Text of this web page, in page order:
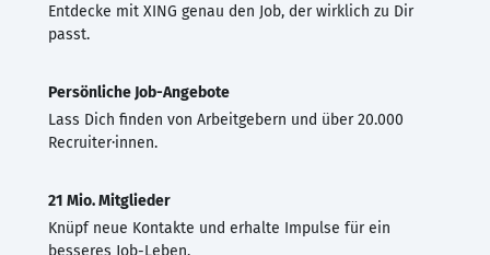
Entdecke mit XING genau den Job, der wirklich zu Dir
passt.
Persönliche Job-Angebote
Lass Dich finden von Arbeitgebern und über 20.000
Recruiter·innen.
21 Mio. Mitglieder
Knüpf neue Kontakte und erhalte Impulse für ein
besseres Job-Leben.